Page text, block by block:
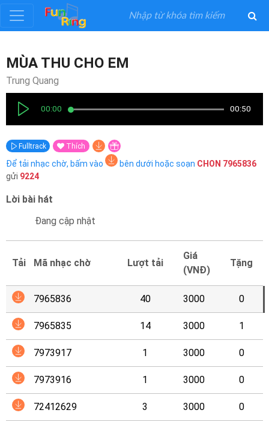
Đăng
ký
nhập
Thể
Loại
Nghệ
Mại
Hướng
Dẫn
Funring
Doanh
Nghiệp
MÙA THU CHO EM
Trung Quang
00:00 00:50
Fulltrack Thích
Để tải nhạc chờ, bấm vào bên dưới hoặc soạn CHON 7965836
gửi 9224
Lời bài hát
Đang cập nhật
Tải Mã nhạc chờ Lượt tải
Giá
(VNĐ)
Tặng
7965836 40 3000 0
7965835 14 3000 1
7973917 1 3000 0
7973916 1 3000 0
72412629 3 3000 0